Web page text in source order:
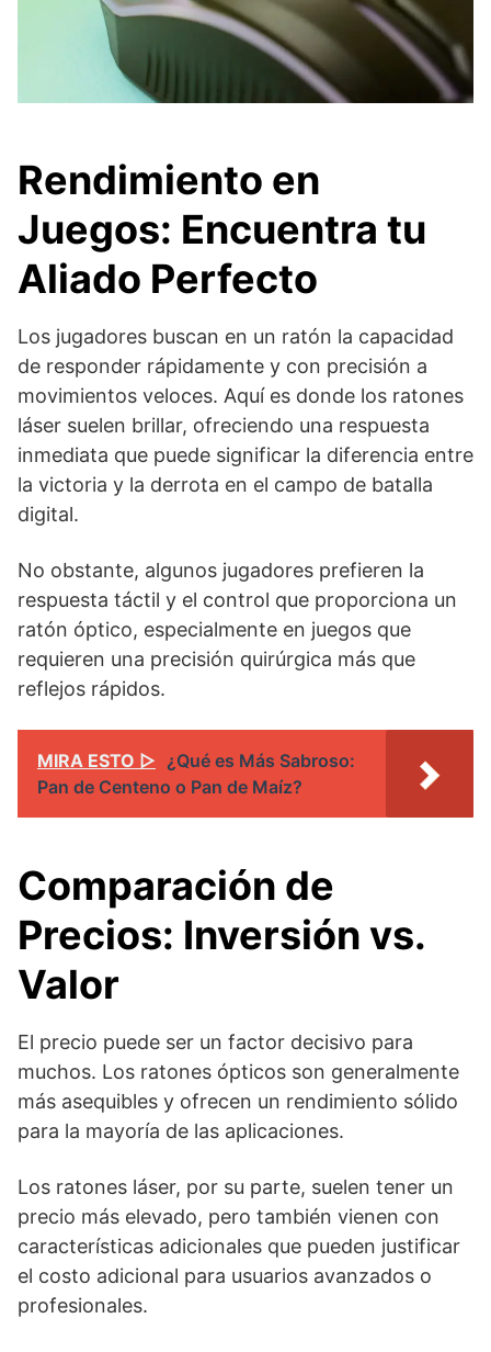
Rendimiento en
Juegos: Encuentra tu
Aliado Perfecto
Los jugadores buscan en un ratón la capacidad
de responder rápidamente y con precisión a
movimientos veloces. Aquí es donde los ratones
láser suelen brillar, ofreciendo una respuesta
inmediata que puede significar la diferencia entre
la victoria y la derrota en el campo de batalla
digital.
No obstante, algunos jugadores prefieren la
respuesta táctil y el control que proporciona un
ratón óptico, especialmente en juegos que
requieren una precisión quirúrgica más que
reflejos rápidos.
MIRA ESTO ▷ ¿Qué es Más Sabroso:
Pan de Centeno o Pan de Maíz?
Comparación de
Precios: Inversión vs.
Valor
El precio puede ser un factor decisivo para
muchos. Los ratones ópticos son generalmente
más asequibles y ofrecen un rendimiento sólido
para la mayoría de las aplicaciones.
Los ratones láser, por su parte, suelen tener un
precio más elevado, pero también vienen con
características adicionales que pueden justificar
el costo adicional para usuarios avanzados o
profesionales.